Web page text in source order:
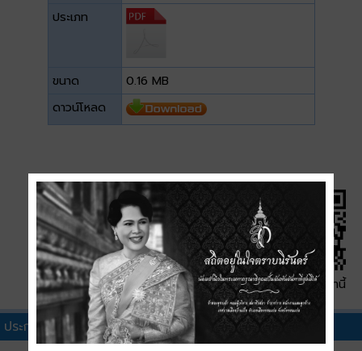
ประเภท
ขนาด
0.16 MB
ดาวน์โหลด
QR Code หน้านี้
ประกาศผู้ชนะการเสนอราคาอื่นๆ